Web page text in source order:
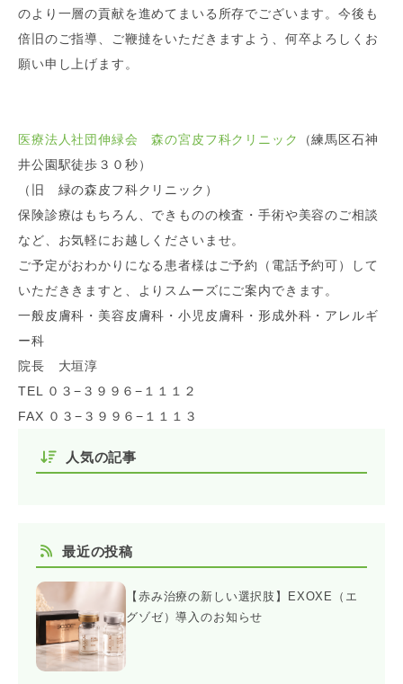
のより一層の貢献を進めてまいる所存でございます。今後も
倍旧のご指導、ご鞭撻をいただきますよう、何卒よろしくお
願い申し上げます。
医療法人社団伸緑会 森の宮皮フ科クリニック
（練馬区石神
井公園駅徒歩３０秒）
（旧 緑の森皮フ科クリニック）
保険診療はもちろん、できものの検査・手術や美容のご相談
など、お気軽にお越しくださいませ。
ご予定がおわかりになる患者様はご予約（電話予約可）して
いただききますと、よりスムーズにご案内できます。
一般皮膚科・美容皮膚科・小児皮膚科・形成外科・アレルギ
ー科
院長 大垣淳
TEL ０３−３９９６−１１１２
FAX ０３−３９９６−１１１３
人気の記事
最近の投稿
【赤み治療の新しい選択肢】EXOXE（エ
グゾゼ）導入のお知らせ